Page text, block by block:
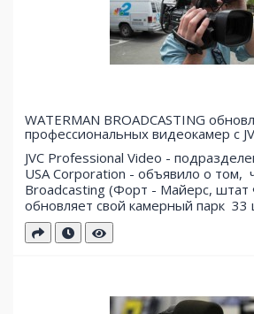
WATERMAN BROADCASTING
профессиональных видеокамер с
JVC Professional Video -
USA Corporation - объявило о том,
Broadcasting (Форт - Майерс,
обновляет свой ​​камерный парк 33